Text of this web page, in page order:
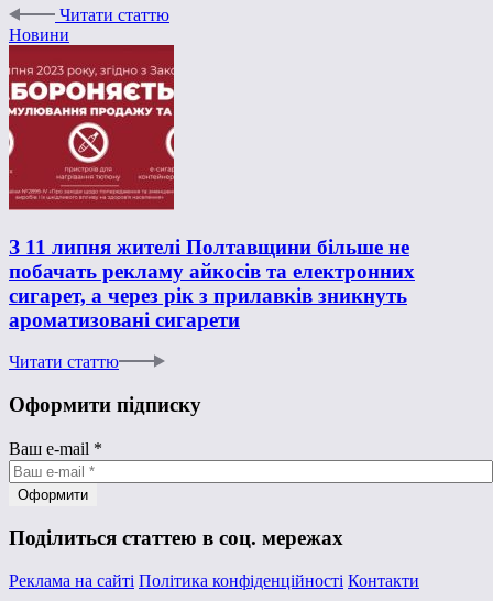
Читати статтю
Новини
З 11 липня жителі Полтавщини більше не
побачать рекламу айкосів та електронних
сигарет, а через рік з прилавків зникнуть
ароматизовані сигарети
Читати статтю
Оформити підписку
Ваш e-mail *
Поділиться статтею в соц. мережах
Реклама на сайті Політика конфіденційності Контакти